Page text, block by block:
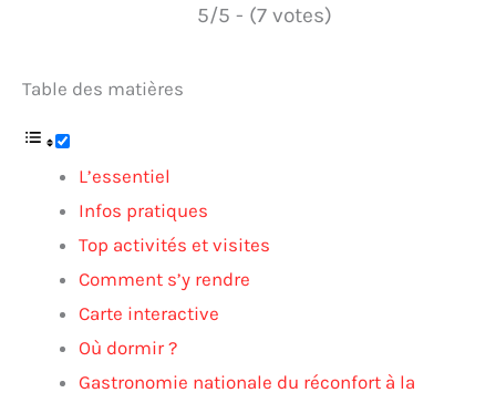
5/5 - (7 votes)
Table des matières
L’essentiel
Infos pratiques
Top activités et visites
Comment s’y rendre
Carte interactive
Où dormir ?
Gastronomie nationale du réconfort à la